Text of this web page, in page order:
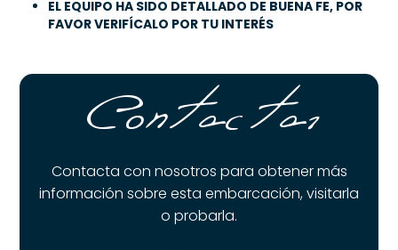
EL EQUIPO HA SIDO DETALLADO DE BUENA FE, POR
FAVOR VERIFÍCALO POR TU INTERÉS
Contactar
Contacta con nosotros para obtener más
información sobre esta embarcación, visitarla
o probarla.